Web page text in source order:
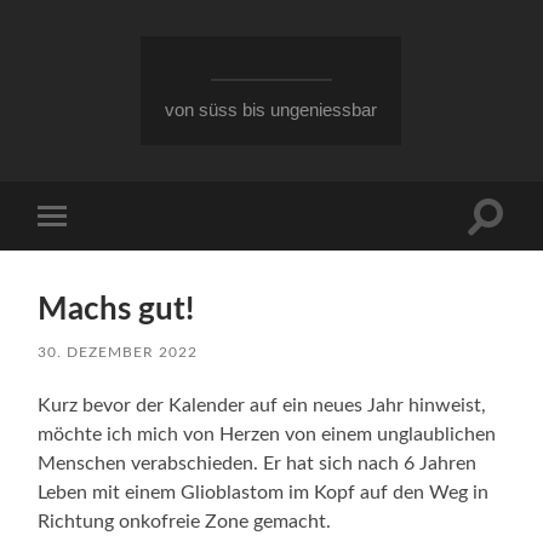
von süss bis ungeniessbar
Menü
Machs gut!
30. DEZEMBER 2022
Kurz bevor der Kalender auf ein neues Jahr hinweist,
möchte ich mich von Herzen von einem unglaublichen
Menschen verabschieden. Er hat sich nach 6 Jahren
Leben mit einem Glioblastom im Kopf auf den Weg in
Richtung onkofreie Zone gemacht.